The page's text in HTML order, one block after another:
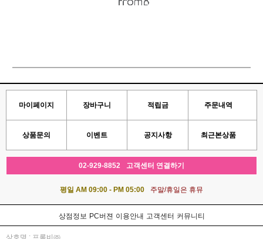
마이페이지 장바구니 적립금 주문내역
상품문의 이벤트 공지사항 최근본상품
02-929-8852 고객센터 연결하기
평일 AM 09:00 - PM 05:00 주말/휴일은 휴뮤
상점정보 PC버젼 이용안내 고객센터 커뮤니티